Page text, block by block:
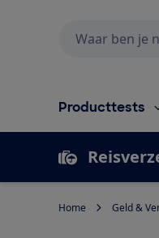
Producttests
Home Geld &